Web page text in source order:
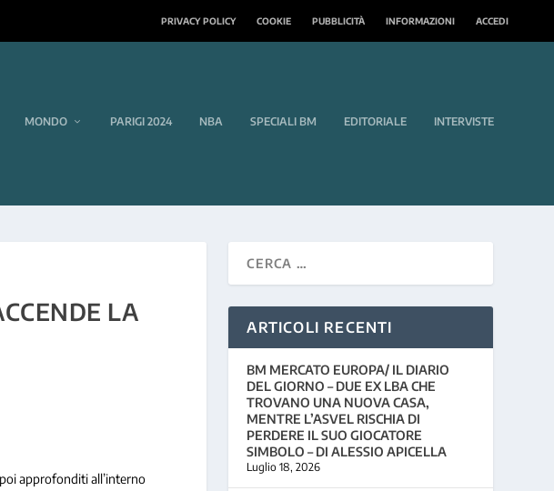
PRIVACY POLICY COOKIE PUBBLICITÀ INFORMAZIONI ACCEDI
MONDO PARIGI 2024 NBA SPECIALI BM EDITORIALE INTERVISTE
LA
approfonditi all’interno
ARTICOLI RECENTI
BM MERCATO EUROPA/ IL DIARIO
DEL GIORNO – DUE EX LBA CHE
TROVANO UNA NUOVA CASA,
MENTRE L’ASVEL RISCHIA DI
PERDERE IL SUO GIOCATORE
SIMBOLO – DI ALESSIO APICELLA
Luglio 18, 2026